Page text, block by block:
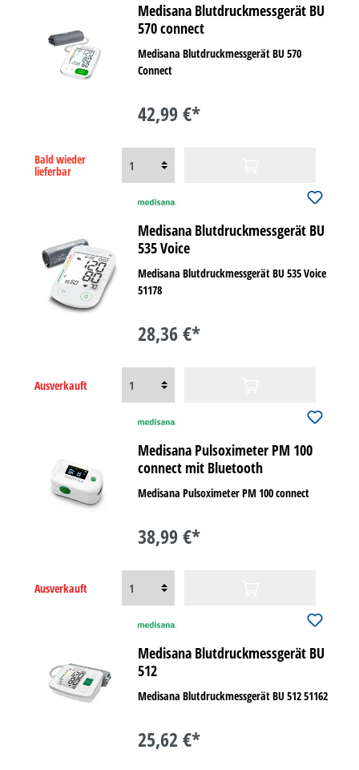
Medisana Blutdruckmessgerät BU
570 connect
Medisana Blutdruckmessgerät BU 570
Connect
42,99 €*
Bald wieder
lieferbar
Medisana Blutdruckmessgerät BU
535 Voice
Medisana Blutdruckmessgerät BU 535 Voice
51178
28,36 €*
Ausverkauft
Medisana Pulsoximeter PM 100
connect mit Bluetooth
Medisana Pulsoximeter PM 100 connect
38,99 €*
Ausverkauft
Medisana Blutdruckmessgerät BU
512
Medisana Blutdruckmessgerät BU 512 51162
25,62 €*